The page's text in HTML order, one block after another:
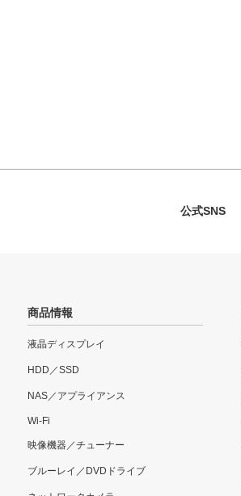
公式SNS
商品情報
液晶ディスプレイ
HDD／SSD
NAS／アプライアンス
Wi-Fi
映像機器／チューナー
ブルーレイ／DVDドライブ